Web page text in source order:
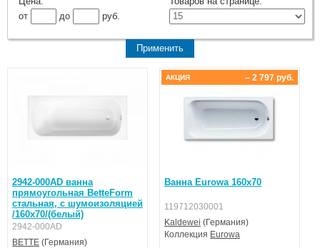
от
до руб.
2942-000AD ванна
прямоугольная BetteForm
стальная, с шумоизоляцией
/160x70/(белый)
2942-000AD
BETTE (Германия)
Ванна Eurowa 160х70
119712030001
Kaldewei (Германия)
Коллекция Eurowa
– 2 797 руб.
АКЦИЯ